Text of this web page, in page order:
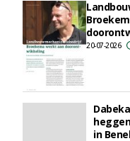
20-07-2026
in